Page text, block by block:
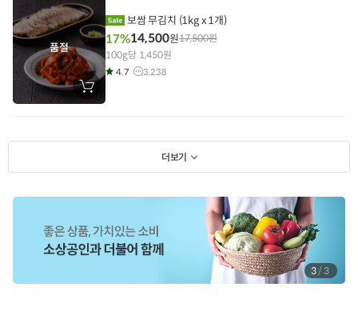
담
기
품절
장
바
담
보쌈 무김치 (1kg x 1개)
17%14,500원17,500원
100g당 1,450원
4.7 3,238
더보기
1 / 3